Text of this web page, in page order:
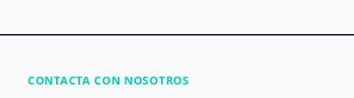
CONTACTA CON NOSOTROS